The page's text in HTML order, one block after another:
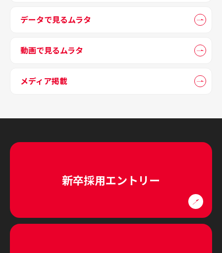
データで見るムラタ
動画で見るムラタ
メディア掲載
新卒採用エントリー